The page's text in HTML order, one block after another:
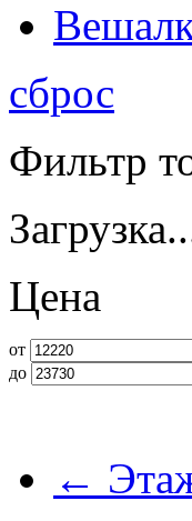
сброс
Фильтр
Цена
от
до
←